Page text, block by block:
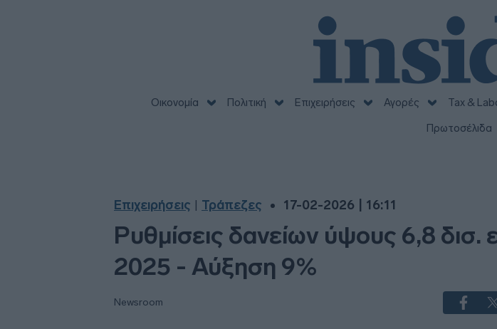
Οικονομία Πολιτική Επιχειρήσεις Αγορές Tax &
Πρωτοσέλιδα
Επιχειρήσεις Τράπεζες 17-02-2026 | 16:11
Ρυθμίσεις δανείων ύψους 6,8
2025 - Αύξηση 9%
Newsroom